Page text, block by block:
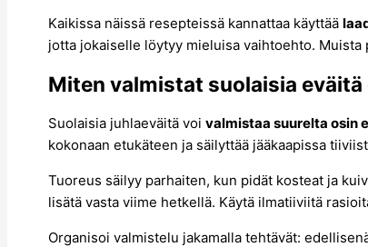
Kaikissa näissä resepteissä kannattaa käyttää
jotta jokaiselle löytyy mieluisa vaihtoehto.
Miten valmistat suolaisia
Suolaisia juhlaeväitä voi valmistaa suurelta osin
kokonaan etukäteen ja säilyttää jääkaapissa
Tuoreus säilyy parhaiten, kun pidät kosteat ja
lisätä vasta viime hetkellä. Käytä ilmatiiviitä
Organisoi valmistelu jakamalla tehtävät: